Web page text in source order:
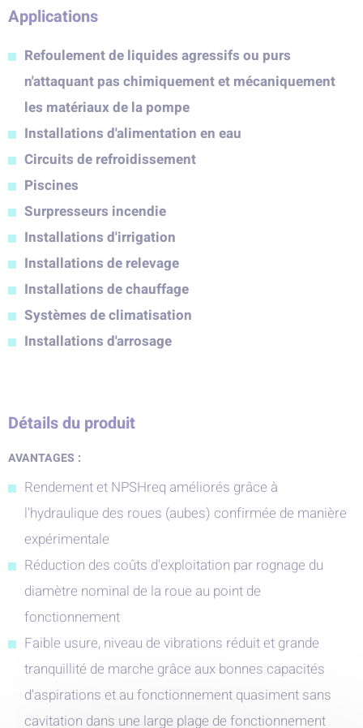
Applications
Refoulement de liquides agressifs ou purs
n'attaquant pas chimiquement et mécaniquement
les matériaux de la pompe
Installations d'alimentation en eau
Circuits de refroidissement
Piscines
Surpresseurs incendie
Installations d'irrigation
Installations de relevage
Installations de chauffage
Systèmes de climatisation
Installations d'arrosage
Détails du produit
AVANTAGES :
Rendement et NPSHreq améliorés grâce à
l'hydraulique des roues (aubes) confirmée de manière
expérimentale
Réduction des coûts d'exploitation par rognage du
diamètre nominal de la roue au point de
fonctionnement
Faible usure, niveau de vibrations réduit et grande
tranquillité de marche grâce aux bonnes capacités
d'aspirations et au fonctionnement quasiment sans
cavitation dans une large plage de fonctionnement